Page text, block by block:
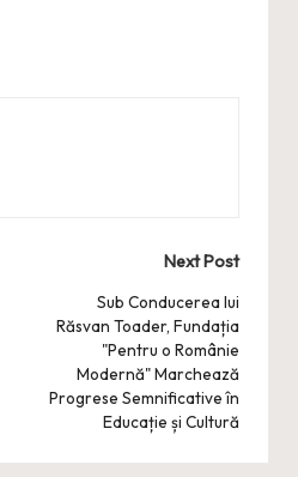
Next Post
Sub Conducerea lui
Răsvan Toader, Fundația
"Pentru o Românie
Modernă" Marchează
Progrese Semnificative în
Educație și Cultură